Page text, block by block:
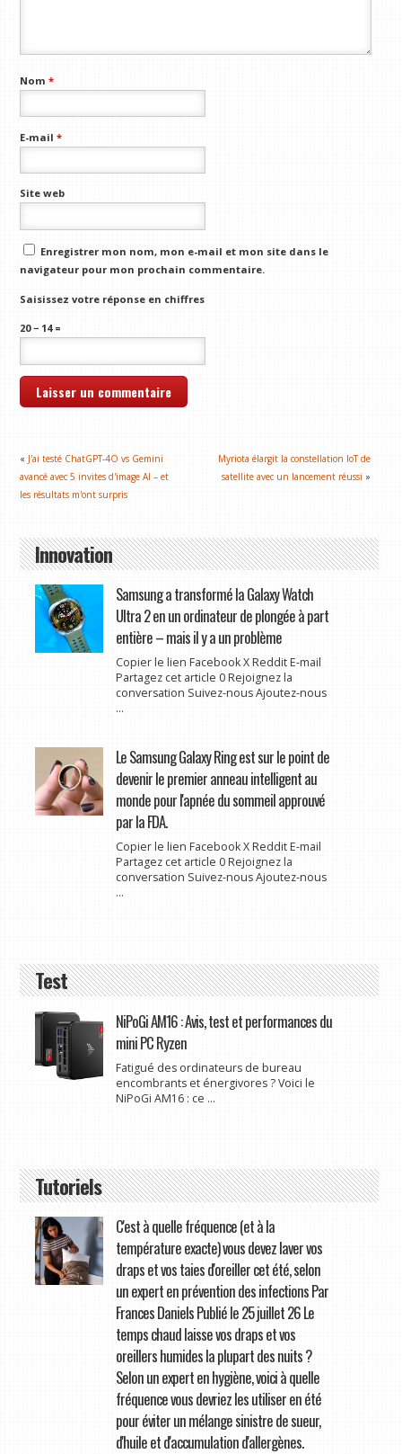
Nom*
E-mail*
Site web
Enregistrer mon nom, mon e-mail et mon site dans le
navigateur pour mon prochain commentaire.
Saisissez votre réponse en chiffres
20 − 14 =
« J'ai testé ChatGPT-4O vs Gemini
avancé avec 5 invites d'image AI – et
les résultats m'ont surpris
Myriota élargit la constellation IoT de
satellite avec un lancement réussi »
Innovation
Samsung a transformé la Galaxy Watch
Ultra 2 en un ordinateur de plongée à part
entière – mais il y a un problème
Copier le lien Facebook X Reddit E-mail
Partagez cet article 0 Rejoignez la
conversation Suivez-nous Ajoutez-nous
...
Le Samsung Galaxy Ring est sur le point de
devenir le premier anneau intelligent au
monde pour l'apnée du sommeil approuvé
par la FDA.
Copier le lien Facebook X Reddit E-mail
Partagez cet article 0 Rejoignez la
conversation Suivez-nous Ajoutez-nous
...
Test
NiPoGi AM16 : Avis, test et performances du
mini PC Ryzen
Fatigué des ordinateurs de bureau
encombrants et énergivores ? Voici le
NiPoGi AM16 : ce ...
Tutoriels
C'est à quelle fréquence (et à la
température exacte) vous devez laver vos
draps et vos taies d'oreiller cet été, selon
un expert en prévention des infections Par
Frances Daniels Publié le 25 juillet 26 Le
temps chaud laisse vos draps et vos
oreillers humides la plupart des nuits ?
Selon un expert en hygiène, voici à quelle
fréquence vous devriez les utiliser en été
pour éviter un mélange sinistre de sueur,
d'huile et d'accumulation d'allergènes.